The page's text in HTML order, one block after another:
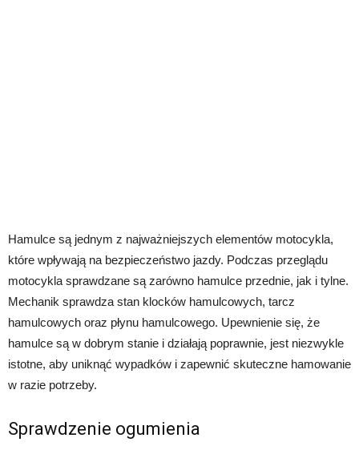
Hamulce są jednym z najważniejszych elementów motocykla,
które wpływają na bezpieczeństwo jazdy. Podczas przeglądu
motocykla sprawdzane są zarówno hamulce przednie, jak i tylne.
Mechanik sprawdza stan klocków hamulcowych, tarcz
hamulcowych oraz płynu hamulcowego. Upewnienie się, że
hamulce są w dobrym stanie i działają poprawnie, jest niezwykle
istotne, aby uniknąć wypadków i zapewnić skuteczne hamowanie
w razie potrzeby.
Sprawdzenie ogumienia